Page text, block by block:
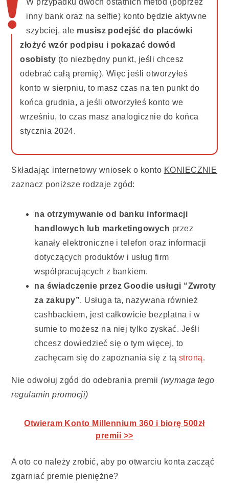
W przypadku dwóch ostatnich metod (poprzez
inny bank oraz na selfie) konto będzie aktywne
szybciej, ale musisz podejść do placówki
złożyć wzór podpisu i pokazać dowód
osobisty (to niezbędny punkt, jeśli chcesz
odebrać całą premię). Więc jeśli otworzyłeś
konto w sierpniu, to masz czas na ten punkt do
końca grudnia, a jeśli otworzyłeś konto we
wrześniu, to czas masz analogicznie do końca
stycznia 2024.
Składając internetowy wniosek o konto KONIECZNIE
zaznacz poniższe rodzaje zgód:
na otrzymywanie od banku informacji
handlowych lub marketingowych przez
kanały elektroniczne i telefon oraz informacji
dotyczących produktów i usług firm
współpracujących z bankiem.
na świadczenie przez Goodie usługi “Zwroty
za zakupy”. Usługa ta, nazywana również
cashbackiem, jest całkowicie bezpłatna i w
sumie to możesz na niej tylko zyskać. Jeśli
chcesz dowiedzieć się o tym więcej, to
zachęcam się do zapoznania się z tą stroną.
Nie odwołuj zgód do odebrania premii(wymaga tego
regulamin promocji)
Otwieram Konto Millennium 360 i biorę 500zł
premii >>
A oto co należy zrobić, aby po otwarciu konta zacząć
zgarniać premie pieniężne?